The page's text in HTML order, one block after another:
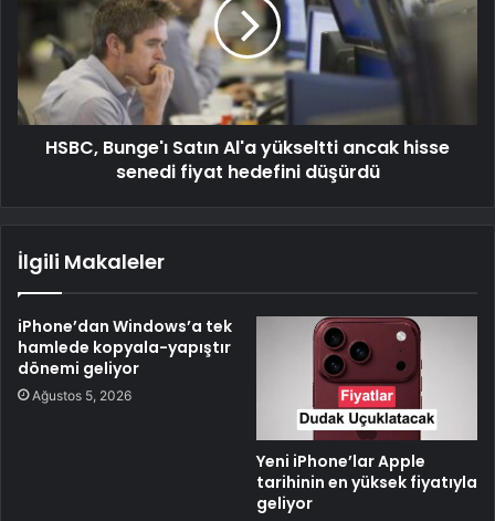
HSBC, Bunge'ı Satın Al'a yükseltti ancak hisse
senedi fiyat hedefini düşürdü
İlgili Makaleler
iPhone’dan Windows’a tek
hamlede kopyala-yapıştır
dönemi geliyor
Ağustos 5, 2026
Yeni iPhone’lar Apple
tarihinin en yüksek fiyatıyla
geliyor